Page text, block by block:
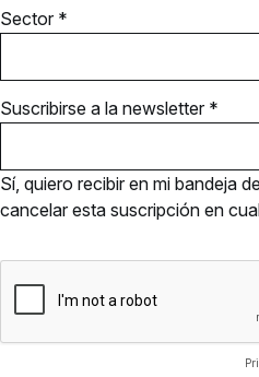
Sector *
Suscribirse a la newsletter *
Sí, quiero recibir en mi bandeja
cancelar esta suscripción en